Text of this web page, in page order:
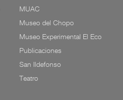
MUAC
Museo del Chopo
Museo Experimental El Eco
Publicaciones
San Ildefonso
Teatro